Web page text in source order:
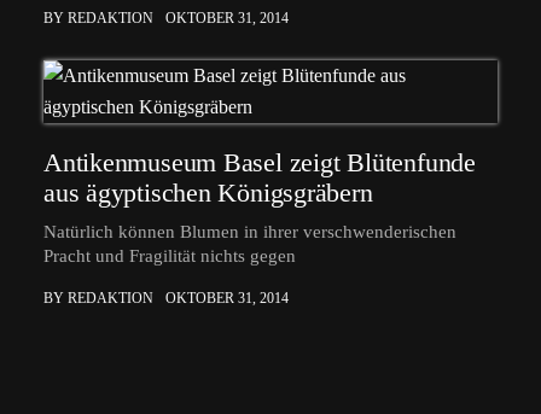
BY REDAKTION OKTOBER 31, 2014
Antikenmuseum Basel zeigt Blütenfunde
aus ägyptischen Königsgräbern
Natürlich können Blumen in ihrer verschwenderischen
Pracht und Fragilität nichts gegen
BY REDAKTION OKTOBER 31, 2014